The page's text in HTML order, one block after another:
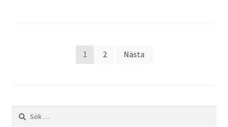
Sidnumrering
1 2 Nästa
Sök
efter: